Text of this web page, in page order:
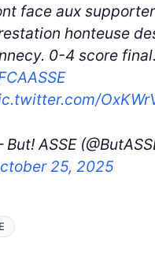
face aux
honteuse
0-4 score final.
ASSE
25, 2025